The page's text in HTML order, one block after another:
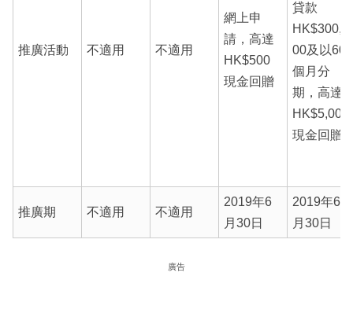
推廣活動 不適用 不適用
網上申
請，高達
HK$500
現金回贈
貸款
HK$300,0
00及以60
個月分
期，高達
HK$5,000
現金回贈
推廣期 不適用 不適用
2019年6
月30日
2019年6
月30日
廣告